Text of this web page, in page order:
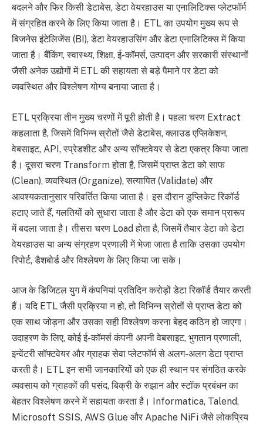
बदलने और फिर किसी डेटाबेस, डेटा वेयरहाउस या एनालिटिक्स प्लेटफॉर्म
में संग्रहित करने के लिए किया जाता है। ETL का उपयोग मुख्य रूप से
बिजनेस इंटेलिजेंस (BI), डेटा वेयरहाउसिंग और डेटा एनालिटिक्स में किया
जाता है। बैंकिंग, स्वास्थ्य, शिक्षा, ई-कॉमर्स, उत्पादन और सरकारी संस्थानों
जैसी अनेक उद्योगों में ETL की सहायता से बड़े पैमाने पर डेटा को
व्यवस्थित और विश्लेषण योग्य बनाया जाता है।
ETL प्रक्रिया तीन मुख्य चरणों में पूरी होती है। पहला चरण Extract
कहलाता है, जिसमें विभिन्न स्रोतों जैसे डेटाबेस, क्लाउड एप्लिकेशन,
वेबसाइट, API, स्प्रेडशीट और अन्य सॉफ्टवेयर से डेटा एकत्र किया जाता
है। दूसरा चरण Transform होता है, जिसमें प्राप्त डेटा को साफ
(Clean), व्यवस्थित (Organize), सत्यापित (Validate) और
आवश्यकतानुसार परिवर्तित किया जाता है। इस दौरान डुप्लिकेट रिकॉर्ड
हटाए जाते हैं, गलतियों को सुधारा जाता है और डेटा को एक समान प्रारूप
में बदला जाता है। तीसरा चरण Load होता है, जिसमें तैयार डेटा को डेटा
वेयरहाउस या अन्य संग्रहण प्रणाली में भेजा जाता है ताकि उसका उपयोग
रिपोर्ट, डैशबोर्ड और विश्लेषण के लिए किया जा सके।
आज के डिजिटल युग में कंपनियां प्रतिदिन करोड़ों डेटा रिकॉर्ड तैयार करती
हैं। यदि ETL जैसी प्रक्रिया न हो, तो विभिन्न स्रोतों से प्राप्त डेटा को
एक साथ जोड़ना और उसका सही विश्लेषण करना बेहद कठिन हो जाएगा।
उदाहरण के लिए, कोई ई-कॉमर्स कंपनी अपनी वेबसाइट, भुगतान प्रणाली,
इन्वेंटरी सॉफ्टवेयर और ग्राहक सेवा प्लेटफॉर्म से अलग-अलग डेटा प्राप्त
करती है। ETL इन सभी जानकारियों को एक ही स्थान पर संगठित करके
व्यवसाय को ग्राहकों की पसंद, बिक्री के रुझान और स्टॉक प्रबंधन का
बेहतर विश्लेषण करने में सहायता करता है। Informatica, Talend,
Microsoft SSIS, AWS Glue और Apache NiFi जैसे लोकप्रिय